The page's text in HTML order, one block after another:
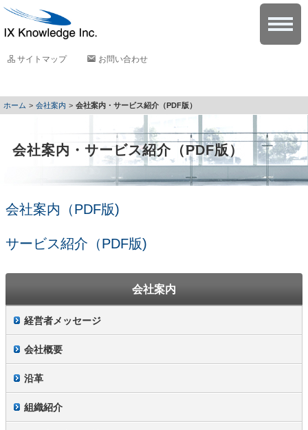
サイトマップ お問い合わせ
会社案内 会社案内・サービス紹介（PDF版）
会社案内
経営者メッセージ
会社概要
沿革
組織紹介
会社案内・サービス紹介（PDF版）
会社案内（PDF版)
サービス紹介（PDF版)